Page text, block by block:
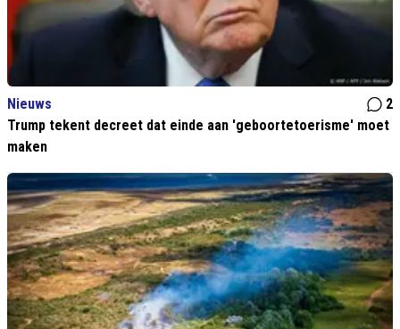
Nieuws
2
Trump tekent decreet dat einde aan 'geboortetoerisme' moet
maken